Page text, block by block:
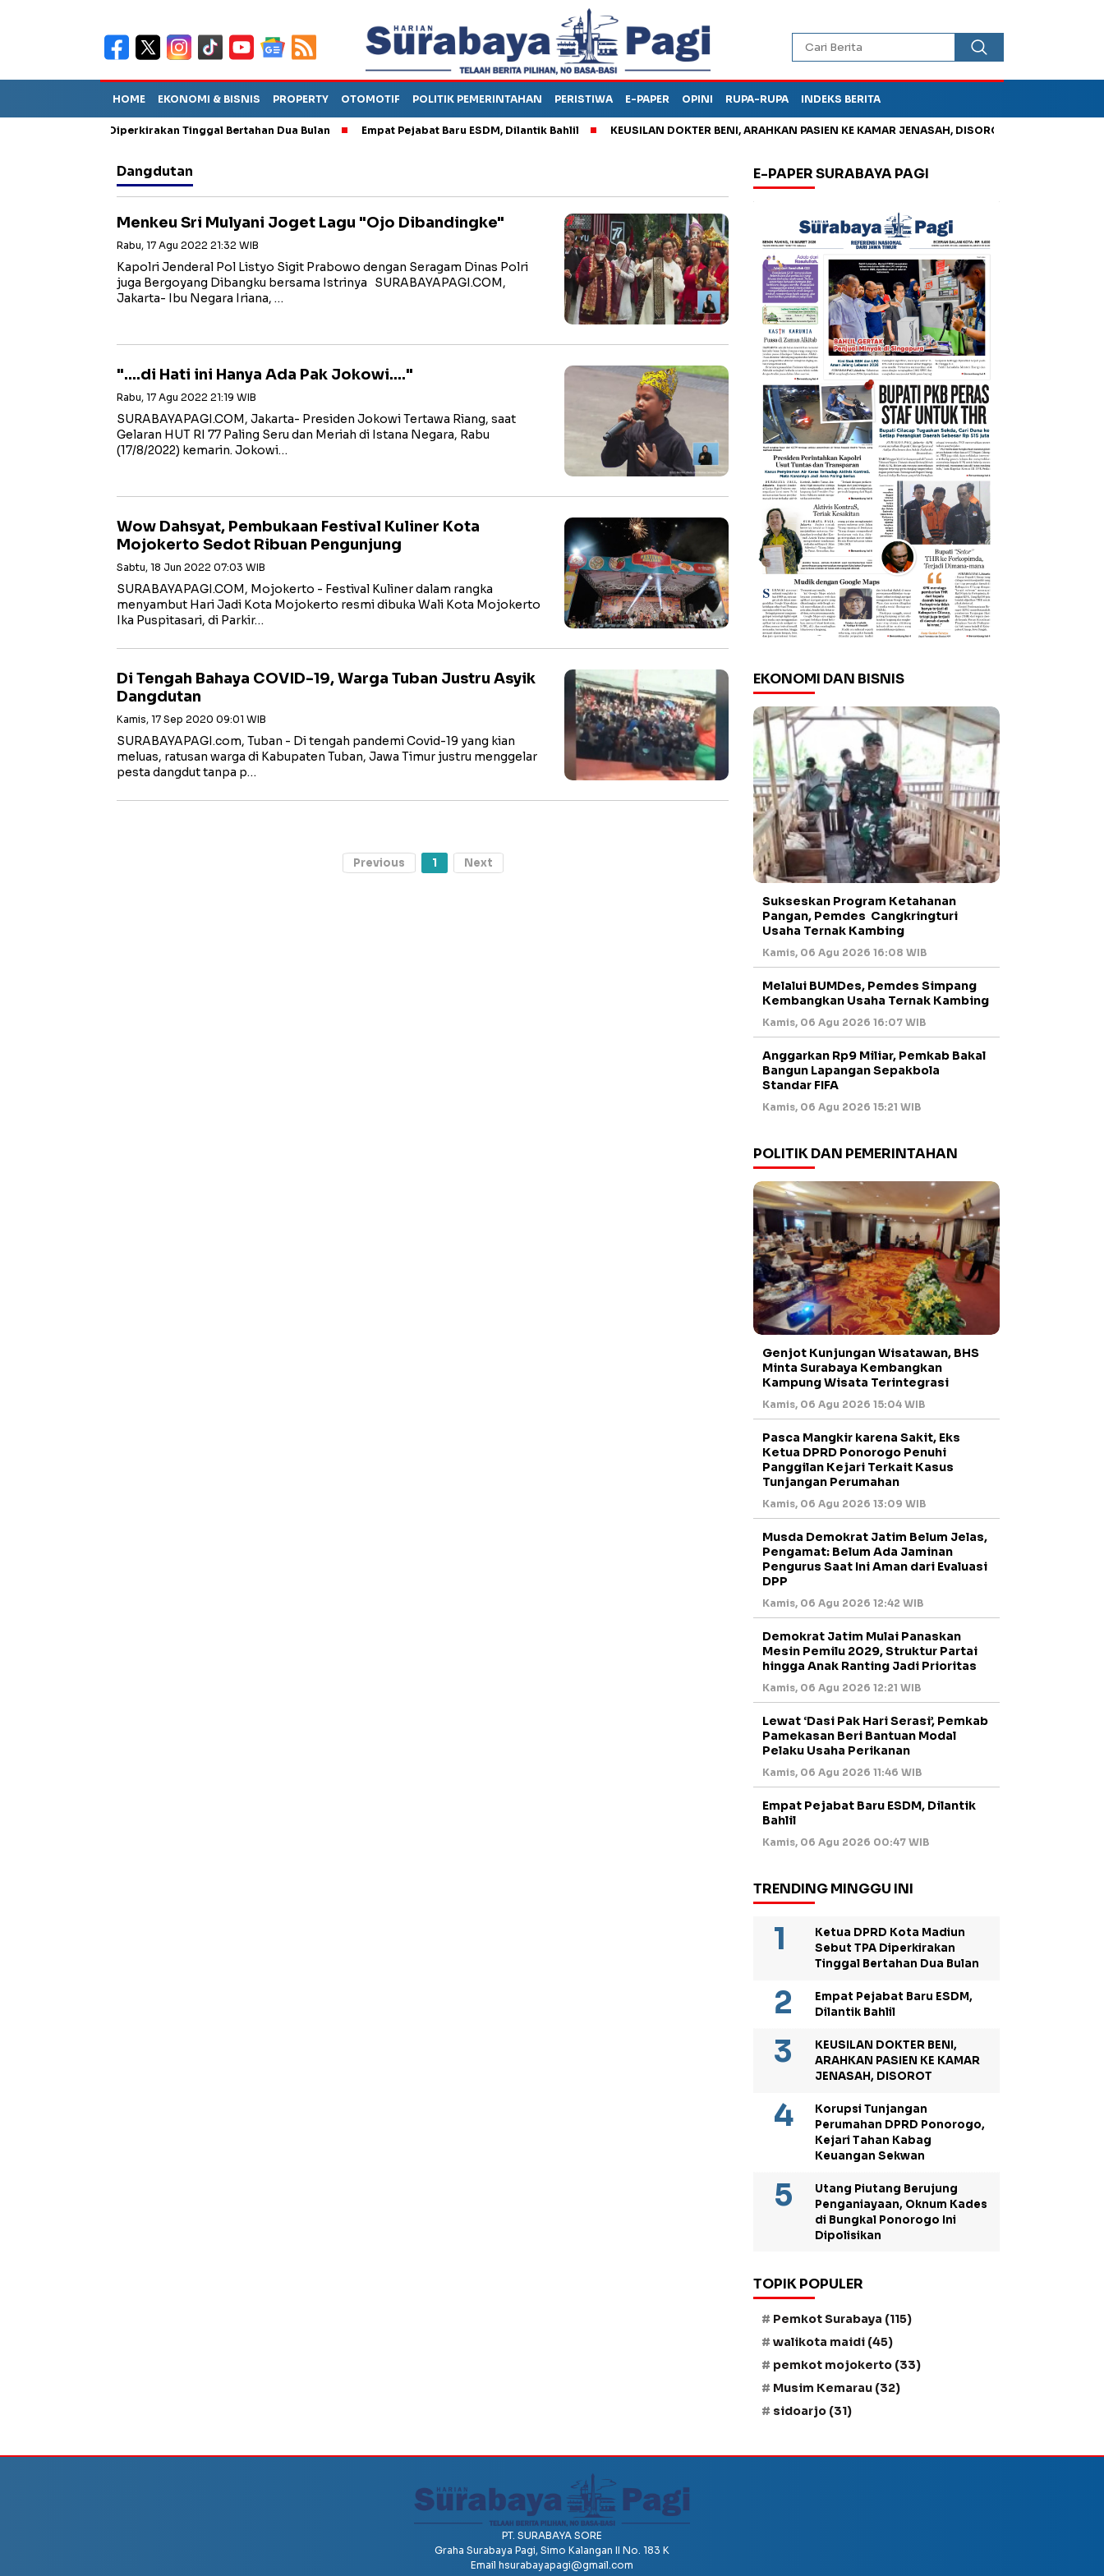
HOME EKONOMI & BISNIS PROPERTY OTOMOTIF POLITIK PEMERINTAHAN PERISTIWA E-PAPER OPINI RUPA-RUPA INDEKS BERITA
Sebut TPA Diperkirakan Tinggal Bertahan Dua Bulan Empat Pejabat Baru ESDM, Dilantik Bahlil KEUSILAN DOKTER BENI, ARAHKAN PASIEN KE KAMAR JENASAH, DISOROT
Dangdutan
Menkeu Sri Mulyani Joget Lagu "Ojo Dibandingke"
Rabu, 17 Agu 2022 21:32 WIB
Kapolri Jenderal Pol Listyo Sigit Prabowo dengan Seragam Dinas Polri
juga Bergoyang Dibangku bersama Istrinya SURABAYAPAGI.COM,
Jakarta- Ibu Negara Iriana, …
"....di Hati ini Hanya Ada Pak Jokowi...."
Rabu, 17 Agu 2022 21:19 WIB
SURABAYAPAGI.COM, Jakarta- Presiden Jokowi Tertawa Riang, saat
Gelaran HUT RI 77 Paling Seru dan Meriah di Istana Negara, Rabu
(17/8/2022) kemarin. Jokowi…
Wow Dahsyat, Pembukaan Festival Kuliner Kota
Mojokerto Sedot Ribuan Pengunjung
Sabtu, 18 Jun 2022 07:03 WIB
SURABAYAPAGI.COM, Mojokerto - Festival Kuliner dalam rangka
menyambut Hari Jadi Kota Mojokerto resmi dibuka Wali Kota Mojokerto
Ika Puspitasari, di Parkir…
Di Tengah Bahaya COVID-19, Warga Tuban Justru Asyik
Dangdutan
Kamis, 17 Sep 2020 09:01 WIB
SURABAYAPAGI.com, Tuban - Di tengah pandemi Covid-19 yang kian
meluas, ratusan warga di Kabupaten Tuban, Jawa Timur justru menggelar
pesta dangdut tanpa p…
Previous 1 Next
E-PAPER SURABAYA PAGI
EKONOMI DAN BISNIS
Sukseskan Program Ketahanan
Pangan, Pemdes Cangkringturi
Usaha Ternak Kambing
Kamis, 06 Agu 2026 16:08 WIB
Melalui BUMDes, Pemdes Simpang
Kembangkan Usaha Ternak Kambing
Kamis, 06 Agu 2026 16:07 WIB
Anggarkan Rp9 Miliar, Pemkab Bakal
Bangun Lapangan Sepakbola
Standar FIFA
Kamis, 06 Agu 2026 15:21 WIB
POLITIK DAN PEMERINTAHAN
Genjot Kunjungan Wisatawan, BHS
Minta Surabaya Kembangkan
Kampung Wisata Terintegrasi
Kamis, 06 Agu 2026 15:04 WIB
Pasca Mangkir karena Sakit, Eks
Ketua DPRD Ponorogo Penuhi
Panggilan Kejari Terkait Kasus
Tunjangan Perumahan
Kamis, 06 Agu 2026 13:09 WIB
Musda Demokrat Jatim Belum Jelas,
Pengamat: Belum Ada Jaminan
Pengurus Saat Ini Aman dari Evaluasi
DPP
Kamis, 06 Agu 2026 12:42 WIB
Demokrat Jatim Mulai Panaskan
Mesin Pemilu 2029, Struktur Partai
hingga Anak Ranting Jadi Prioritas
Kamis, 06 Agu 2026 12:21 WIB
Lewat ‘Dasi Pak Hari Serasi’, Pemkab
Pamekasan Beri Bantuan Modal
Pelaku Usaha Perikanan
Kamis, 06 Agu 2026 11:46 WIB
Empat Pejabat Baru ESDM, Dilantik
Bahlil
Kamis, 06 Agu 2026 00:47 WIB
TRENDING MINGGU INI
Ketua DPRD Kota Madiun
Sebut TPA Diperkirakan
Tinggal Bertahan Dua Bulan
Empat Pejabat Baru ESDM,
Dilantik Bahlil
KEUSILAN DOKTER BENI,
ARAHKAN PASIEN KE KAMAR
JENASAH, DISOROT
Korupsi Tunjangan
Perumahan DPRD Ponorogo,
Kejari Tahan Kabag
Keuangan Sekwan
Utang Piutang Berujung
Penganiayaan, Oknum Kades
di Bungkal Ponorogo Ini
Dipolisikan
TOPIK POPULER
Pemkot Surabaya (115)
walikota maidi (45)
pemkot mojokerto (33)
Musim Kemarau (32)
sidoarjo (31)
PT. SURABAYA SORE
Graha Surabaya Pagi, Simo Kalangan II No. 183 K
Email hsurabayapagi@gmail.com